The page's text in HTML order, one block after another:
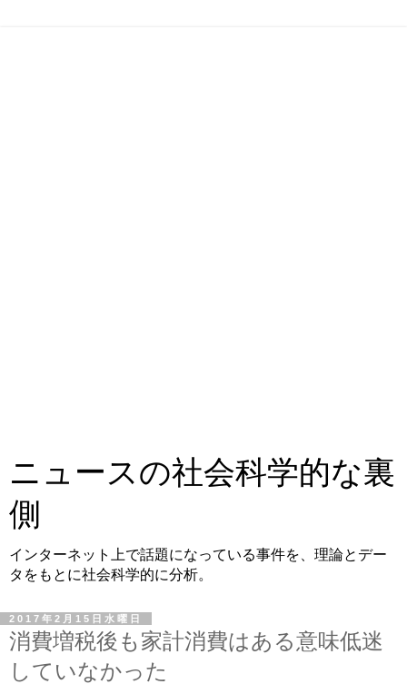
ニュースの社会科学的な裏
側
インターネット上で話題になっている事件を、理論とデー
タをもとに社会科学的に分析。
2017年2月15日水曜日
消費増税後も家計消費はある意味低迷
していなかった